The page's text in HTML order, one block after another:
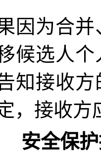
因为合
候选人
知接收
，接收方
安全保